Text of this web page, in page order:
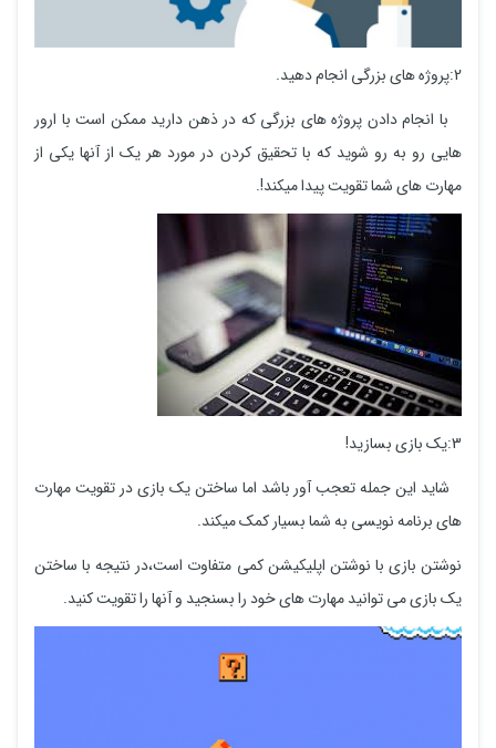
2:پروژه های بزرگی انجام دهید.
با انجام دادن پروژه های بزرگی که در ذهن دارید ممکن است با ارور
هایی رو به رو شوید که با تحقیق کردن در مورد هر یک از آنها یکی از
مهارت های شما تقویت پیدا میکند!.
3:یک بازی بسازید!
شاید این جمله تعجب آور باشد اما ساختن یک بازی در تقویت مهارت
های برنامه نویسی به شما بسیار کمک میکند.
نوشتن بازی با نوشتن اپلیکیشن کمی متفاوت است،در نتیجه با ساختن
یک بازی می توانید مهارت های خود را بسنجید و آنها را تقویت کنید.